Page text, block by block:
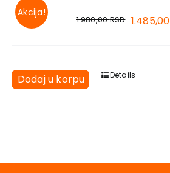
Akcija!
1.980,00RSD 1.485,00
Dodaj u korpu Details